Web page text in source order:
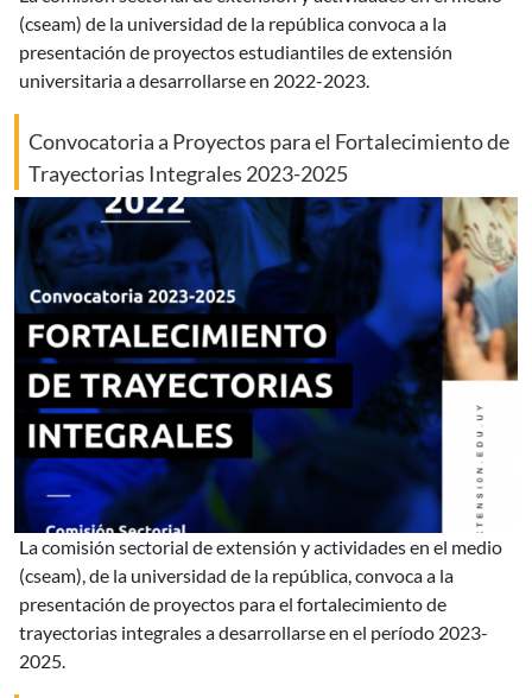
(cseam) de la universidad de la república convoca a la
presentación de proyectos estudiantiles de extensión
universitaria a desarrollarse en 2022-2023.
Convocatoria a Proyectos para el Fortalecimiento de
Trayectorias Integrales 2023-2025
la comisión sectorial de extensión y actividades en el medio
(cseam), de la universidad de la república, convoca a la
presentación de proyectos para el fortalecimiento de
trayectorias integrales a desarrollarse en el período 2023-
2025.